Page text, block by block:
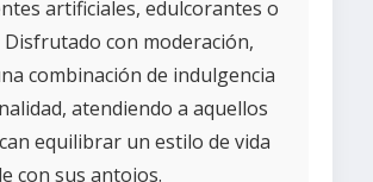
artificiales, edulcorantes o
Disfrutado con moderación,
combinación de indulgencia
atendiendo a aquellos
equilibrar un estilo de vida
con sus antojos.